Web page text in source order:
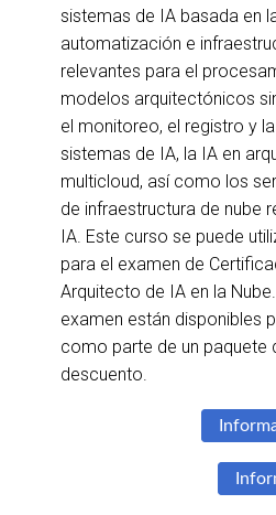
sistemas de IA basada en
automatización e
relevantes para el
modelos arquitectónicos
el monitoreo, el registro y
sistemas de IA, la IA en
multicloud, así como los
de infraestructura de nube
IA. Este curso se puede
para el examen de
Arquitecto de IA en la
examen están disponibles
como parte de un paquete
descuento.